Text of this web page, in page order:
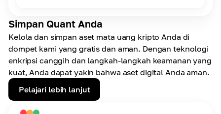
Simpan Quant Anda
Kelola dan simpan aset mata uang kripto Anda di
dompet kami yang gratis dan aman. Dengan teknologi
enkripsi canggih dan langkah-langkah keamanan yang
kuat, Anda dapat yakin bahwa aset digital Anda aman.
Pelajari lebih lanjut